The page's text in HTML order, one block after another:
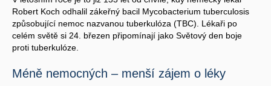
Robert Koch odhalil zákeřný bacil Mycobacterium tuberculosis
způsobující nemoc nazvanou tuberkulóza (TBC). Lékaři po
celém světě si 24. březen připomínají jako Světový den boje
proti tuberkulóze.
Méně nemocných – menší zájem o léky